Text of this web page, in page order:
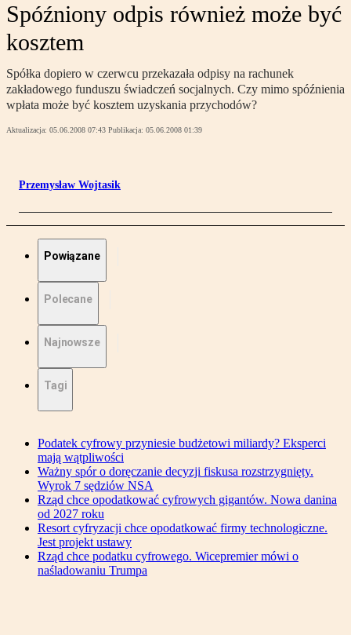
Spóźniony odpis również może być
kosztem
Spółka dopiero w czerwcu przekazała odpisy na rachunek
zakładowego funduszu świadczeń socjalnych. Czy mimo spóźnienia
wpłata może być kosztem uzyskania przychodów?
Aktualizacja: 05.06.2008 07:43 Publikacja: 05.06.2008 01:39
Przemysław Wojtasik
Powiązane
Polecane
Najnowsze
Tagi
Podatek cyfrowy przyniesie budżetowi miliardy? Eksperci
mają wątpliwości
Ważny spór o doręczanie decyzji fiskusa rozstrzygnięty.
Wyrok 7 sędziów NSA
Rząd chce opodatkować cyfrowych gigantów. Nowa danina
od 2027 roku
Resort cyfryzacji chce opodatkować firmy technologiczne.
Jest projekt ustawy
Rząd chce podatku cyfrowego. Wicepremier mówi o
naśladowaniu Trumpa